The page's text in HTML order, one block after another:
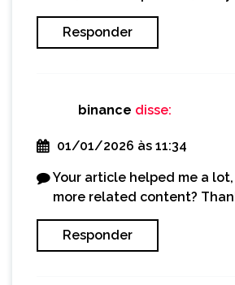
Responder
binance disse:
01/01/2026 às 11:34
Your article helped me a
more related content?
Responder